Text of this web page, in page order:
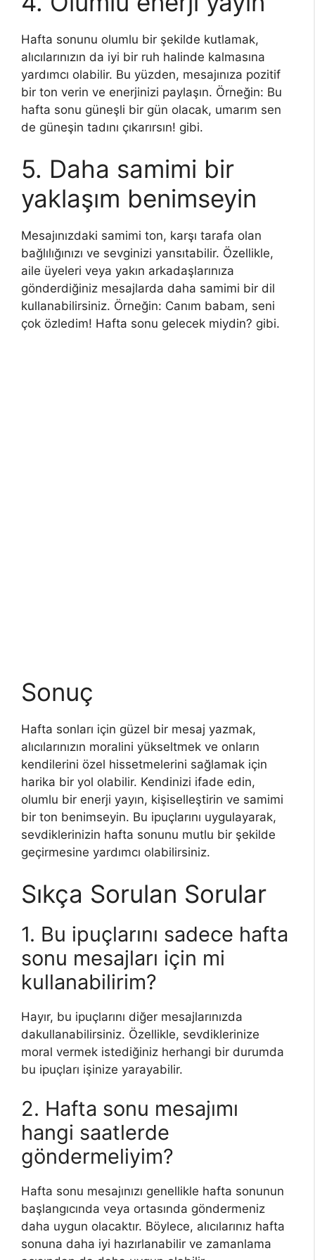
Hafta sonunu olumlu bir şekilde kutlamak,
alıcılarınızın da iyi bir ruh halinde kalmasına
yardımcı olabilir. Bu yüzden, mesajınıza pozitif
bir ton verin ve enerjinizi paylaşın. Örneğin: Bu
hafta sonu güneşli bir gün olacak, umarım sen
de güneşin tadını çıkarırsın! gibi.
5. Daha samimi bir
yaklaşım benimseyin
Mesajınızdaki samimi ton, karşı tarafa olan
bağlılığınızı ve sevginizi yansıtabilir. Özellikle,
aile üyeleri veya yakın arkadaşlarınıza
gönderdiğiniz mesajlarda daha samimi bir dil
kullanabilirsiniz. Örneğin: Canım babam, seni
çok özledim! Hafta sonu gelecek miydin? gibi.
Sonuç
Hafta sonları için güzel bir mesaj yazmak,
alıcılarınızın moralini yükseltmek ve onların
kendilerini özel hissetmelerini sağlamak için
harika bir yol olabilir. Kendinizi ifade edin,
olumlu bir enerji yayın, kişiselleştirin ve samimi
bir ton benimseyin. Bu ipuçlarını uygulayarak,
sevdiklerinizin hafta sonunu mutlu bir şekilde
geçirmesine yardımcı olabilirsiniz.
Sıkça Sorulan Sorular
1. Bu ipuçlarını sadece hafta
sonu mesajları için mi
kullanabilirim?
Hayır, bu ipuçlarını diğer mesajlarınızda
dakullanabilirsiniz. Özellikle, sevdiklerinize
moral vermek istediğiniz herhangi bir durumda
bu ipuçları işinize yarayabilir.
2. Hafta sonu mesajımı
hangi saatlerde
göndermeliyim?
Hafta sonu mesajınızı genellikle hafta sonunun
başlangıcında veya ortasında göndermeniz
daha uygun olacaktır. Böylece, alıcılarınız hafta
sonuna daha iyi hazırlanabilir ve zamanlama